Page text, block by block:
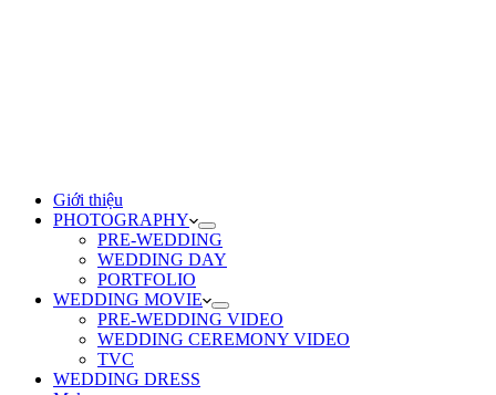
Giới thiệu
PHOTOGRAPHY
PRE-WEDDING
WEDDING DAY
PORTFOLIO
WEDDING MOVIE
PRE-WEDDING VIDEO
WEDDING CEREMONY VIDEO
TVC
WEDDING DRESS